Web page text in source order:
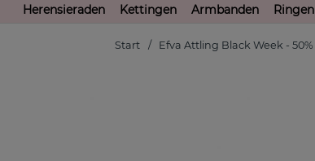
Herensieraden Kettingen Armbanden Ringen
Start Efva Attling Black Week - 50%